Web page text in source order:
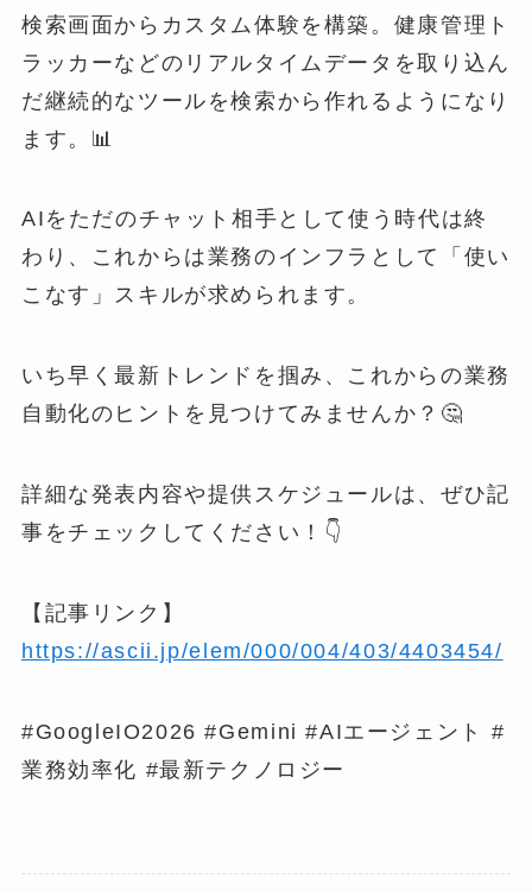
検索画面からカスタム体験を構築。健康管理ト
ラッカーなどのリアルタイムデータを取り込ん
だ継続的なツールを検索から作れるようになり
ます。📊
AIをただのチャット相手として使う時代は終
わり、これからは業務のインフラとして「使い
こなす」スキルが求められます。
いち早く最新トレンドを掴み、これからの業務
自動化のヒントを見つけてみませんか？🤔
詳細な発表内容や提供スケジュールは、ぜひ記
事をチェックしてください！👇
【記事リンク】
https://ascii.jp/elem/000/004/403/4403454/
#GoogleIO2026 #Gemini #AIエージェント #
業務効率化 #最新テクノロジー